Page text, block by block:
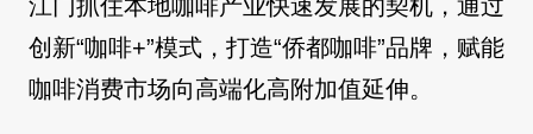
江门抓住本地咖啡产业快速发展的契机，通过
创新“咖啡+”模式，打造“侨都咖啡”品牌，赋能
咖啡消费市场向高端化高附加值延伸。